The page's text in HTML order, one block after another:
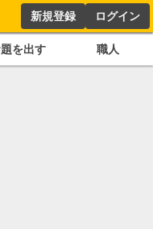
新規登録 ログイン
を出す 職人